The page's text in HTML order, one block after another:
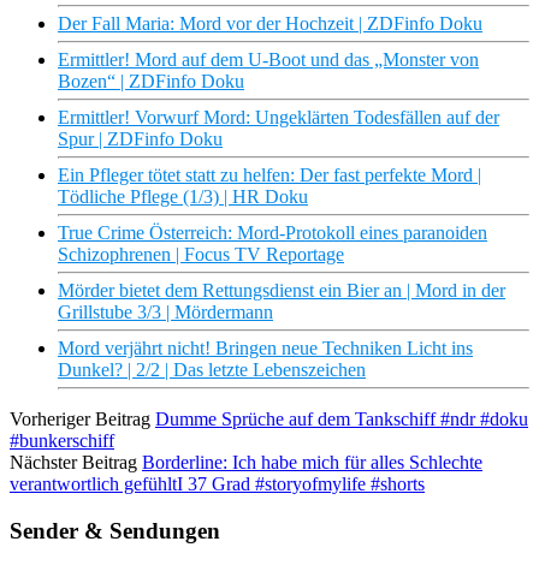
Der Fall Maria: Mord vor der Hochzeit | ZDFinfo Doku
Ermittler! Mord auf dem U-Boot und das „Monster von
Bozen“ | ZDFinfo Doku
Ermittler! Vorwurf Mord: Ungeklärten Todesfällen auf der
Spur | ZDFinfo Doku
Ein Pfleger tötet statt zu helfen: Der fast perfekte Mord |
Tödliche Pflege (1/3) | HR Doku
True Crime Österreich: Mord-Protokoll eines paranoiden
Schizophrenen | Focus TV Reportage
Mörder bietet dem Rettungsdienst ein Bier an | Mord in der
Grillstube 3/3 | Mördermann
Mord verjährt nicht! Bringen neue Techniken Licht ins
Dunkel? | 2/2 | Das letzte Lebenszeichen
Vorheriger Beitrag Dumme Sprüche auf dem Tankschiff #ndr #doku
#bunkerschiff
Nächster Beitrag Borderline: Ich habe mich für alles Schlechte
verantwortlich gefühltI 37 Grad #storyofmylife #shorts
Sender & Sendungen